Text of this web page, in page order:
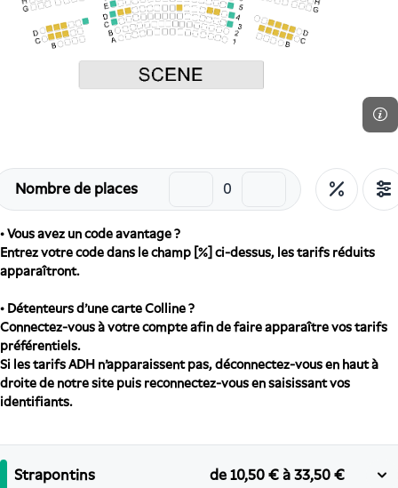
Nombre de places
• Vous avez un code avantage ?
Entrez votre code dans le champ [%] ci-dessus, les tarifs réduits
apparaîtront.
• Détenteurs d'une carte Colline ?
Connectez-vous à votre compte afin de faire apparaître vos tarifs
préférentiels.
Si les tarifs ADH n'apparaissent pas, déconnectez-vous en haut à
droite de notre site puis reconnectez-vous en saisissant vos
identifiants.
Strapontins de 10,50 € à 33,50 €